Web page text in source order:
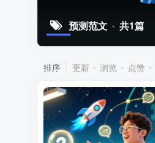
预测范文 共1篇
排序 更新 浏览 点赞